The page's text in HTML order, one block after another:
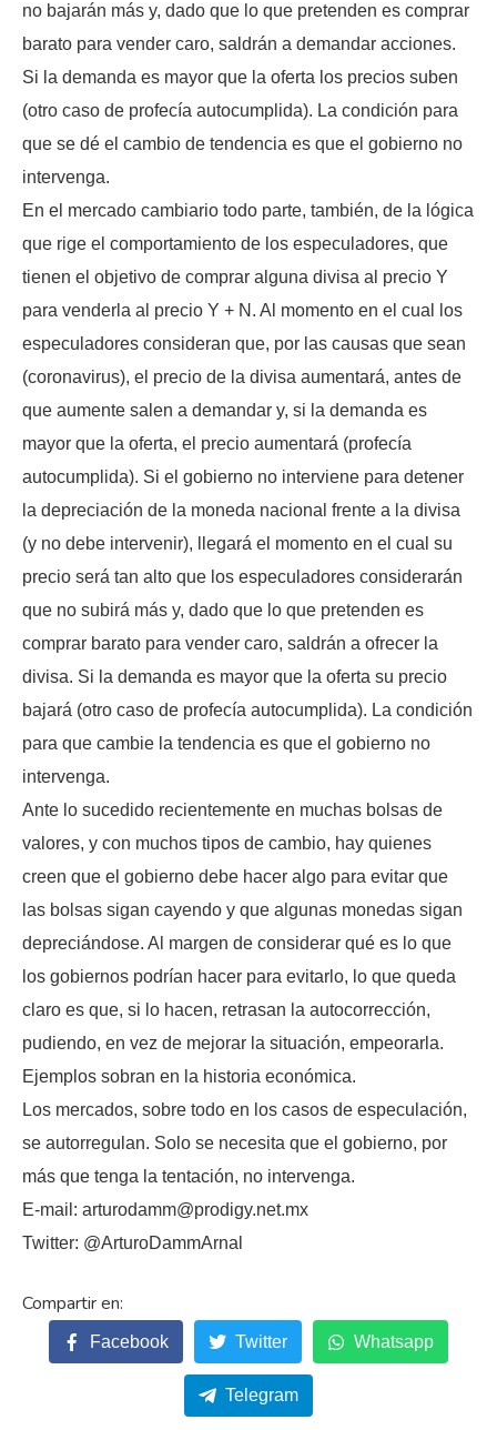
no bajarán más y, dado que lo que pretenden es comprar
barato para vender caro, saldrán a demandar acciones.
Si la demanda es mayor que la oferta los precios suben
(otro caso de profecía autocumplida). La condición para
que se dé el cambio de tendencia es que el gobierno no
intervenga.
En el mercado cambiario todo parte, también, de la lógica
que rige el comportamiento de los especuladores, que
tienen el objetivo de comprar alguna divisa al precio Y
para venderla al precio Y + N. Al momento en el cual los
especuladores consideran que, por las causas que sean
(coronavirus), el precio de la divisa aumentará, antes de
que aumente salen a demandar y, si la demanda es
mayor que la oferta, el precio aumentará (profecía
autocumplida). Si el gobierno no interviene para detener
la depreciación de la moneda nacional frente a la divisa
(y no debe intervenir), llegará el momento en el cual su
precio será tan alto que los especuladores considerarán
que no subirá más y, dado que lo que pretenden es
comprar barato para vender caro, saldrán a ofrecer la
divisa. Si la demanda es mayor que la oferta su precio
bajará (otro caso de profecía autocumplida). La condición
para que cambie la tendencia es que el gobierno no
intervenga.
Ante lo sucedido recientemente en muchas bolsas de
valores, y con muchos tipos de cambio, hay quienes
creen que el gobierno debe hacer algo para evitar que
las bolsas sigan cayendo y que algunas monedas sigan
depreciándose. Al margen de considerar qué es lo que
los gobiernos podrían hacer para evitarlo, lo que queda
claro es que, si lo hacen, retrasan la autocorrección,
pudiendo, en vez de mejorar la situación, empeorarla.
Ejemplos sobran en la historia económica.
Los mercados, sobre todo en los casos de especulación,
se autorregulan. Solo se necesita que el gobierno, por
más que tenga la tentación, no intervenga.
E-mail: arturodamm@prodigy.net.mx
Twitter: @ArturoDammArnal
Facebook Twitter Whatsapp
Telegram